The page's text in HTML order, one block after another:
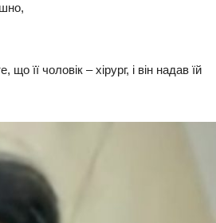
її чоловік – хірург, і він надав їй